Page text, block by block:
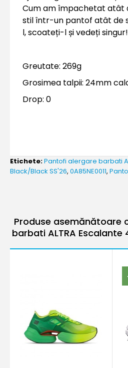
Cum am împachetat atât
stil într-un pantof atât de
l, scoateți-l și vedeți singur!
Greutate: 269g
Grosimea talpii: 24mm
Drop: 0
Etichete:Pantofi alergare barbati
Black/Black SS'26, 0A85NE0011,
Produse asemănătoare
barbati ALTRA Escalante